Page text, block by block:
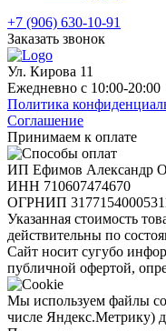
+7 (906) 630-10-91
Заказать звонок
Ул. Кирова 11
Ежедневно с 10:00-20:00
Политика
Соглашение
Принимаем к оплате
ИП Ефимов Александр
ИНН 710607474670
ОГРНИП
Указанная стоимость
действительны по
Сайт носит сугубо
публичной офертой,
Мы используем файлы
числе Яндекс.Метрику)